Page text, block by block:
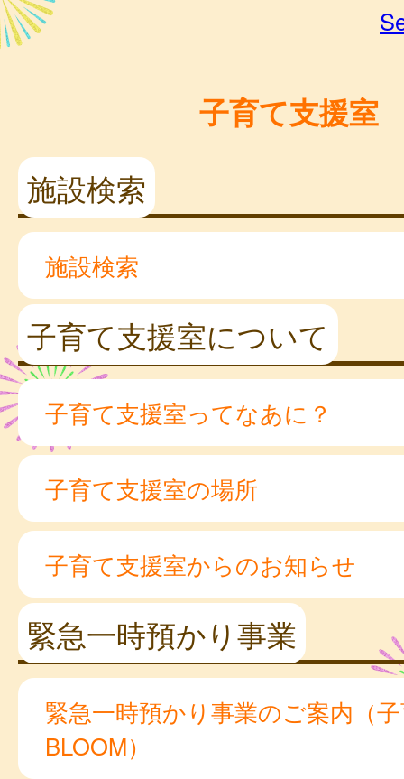
子育て支援室
施設検索
施設検索
子育て支援室について
子育て支援室ってなあに？
子育て支援室の場所
子育て支援室からのお知らせ
緊急一時預かり事業
緊急一時預かり事業のご案内（
BLOOM）